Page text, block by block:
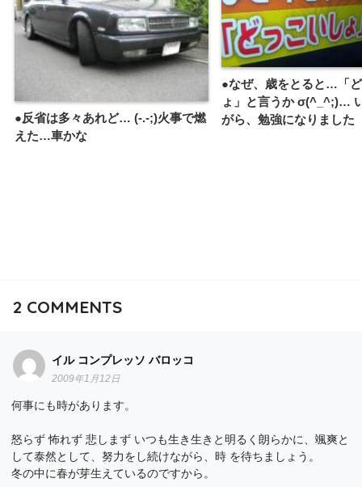
●反省は多々あれど… (-.-;)火事で燃
えた…車かな
●なぜ、歳をとると…「
ょ」と言うか σ(^_^;)…
がら、勉強になりました
2 COMMENTS
イル コンプレッソ バロッコ
2009年1月12日
何事にも時があります。
怒らず 怖れず 悲しまず いつも生き生きと明るく朗らかに、颯爽と
して泰然として、努力をし続けながら、時 を待ちましょう。
冬の中に春が芽生えているのですから。